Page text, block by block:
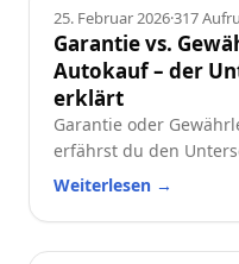
Ratgeber
25. Februar 2026·317
Garantie vs.
Autokauf – der
erklärt
Garantie oder
erfährst du den
und worauf du beim
Weiterlesen →